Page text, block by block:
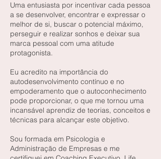
Uma entusiasta por incentivar cada pessoa
a se desenvolver, encontrar e expressar o
melhor de si, buscar o potencial máximo,
perseguir e realizar sonhos e deixar sua
marca pessoal com uma atitude
protagonista.
Eu acredito na importância do
autodesenvolvimento contínuo e no
empoderamento que o autoconhecimento
pode proporcionar, o que me tornou uma
incansável aprendiz de teorias, conceitos e
técnicas para alcançar este objetivo.
Sou formada em Psicologia e
Administração de Empresas e me